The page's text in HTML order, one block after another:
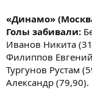
«Динамо»
Голы забивали:
Иванов Никита
Филиппов
Тургунов Рустам
Александр (79,90).